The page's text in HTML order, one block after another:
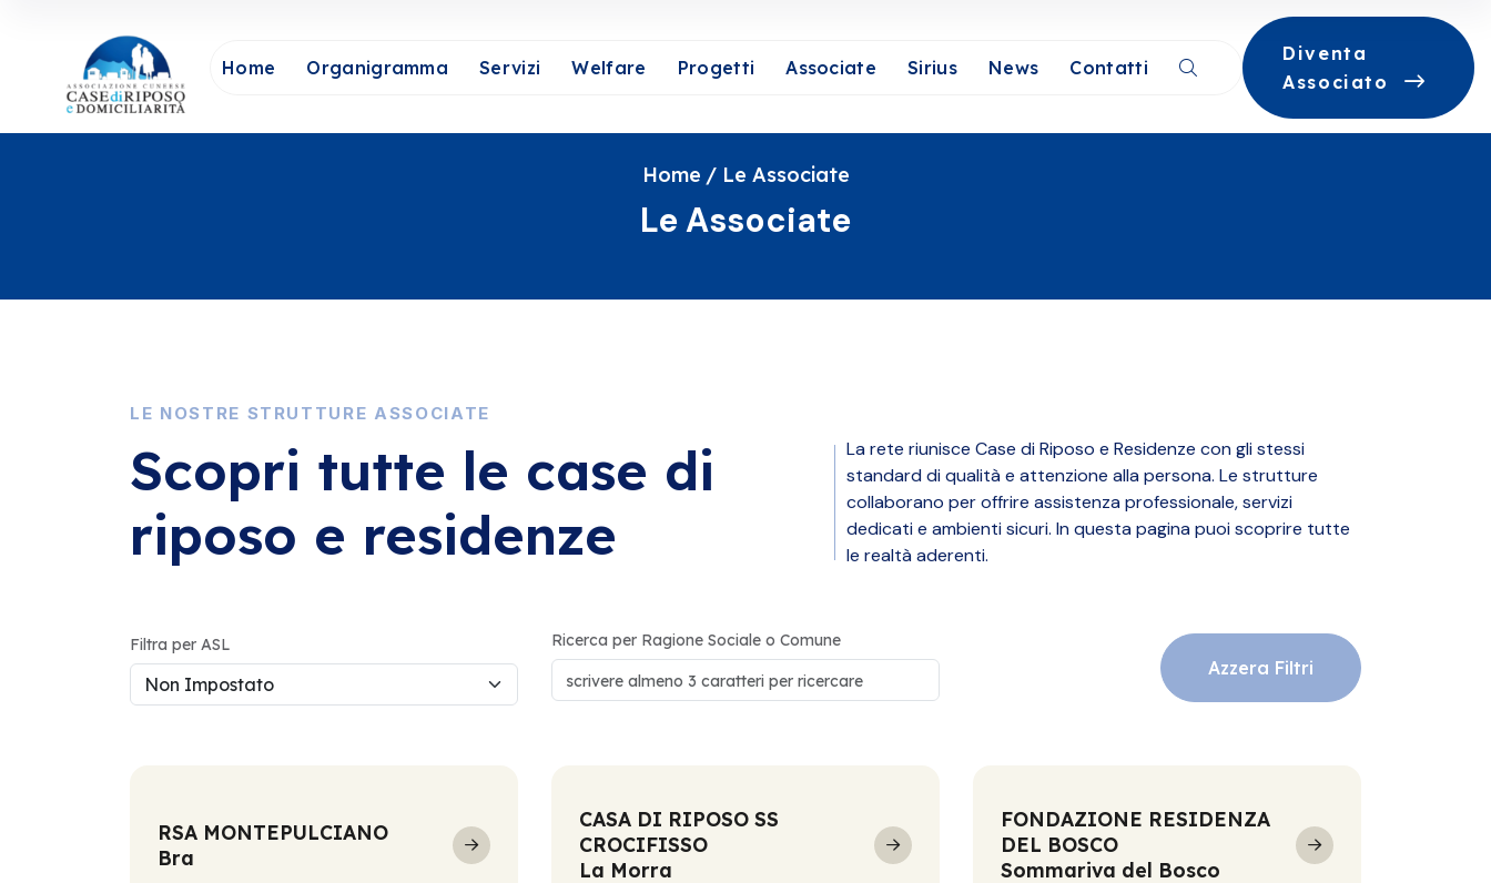
Home Organigramma Servizi Welfare Progetti Associate Sirius News Contatti
Diventa
Associato
Home / Le Associate
Le Associate
LE NOSTRE STRUTTURE ASSOCIATE
Scopri tutte le case di
riposo e residenze
La rete riunisce Case di Riposo e Residenze con gli stessi
standard di qualità e attenzione alla persona. Le strutture
collaborano per offrire assistenza professionale, servizi
dedicati e ambienti sicuri. In questa pagina puoi scoprire tutte
le realtà aderenti.
Filtra per ASL Ricerca per Ragione Sociale o Comune
Azzera Filtri
RSA MONTEPULCIANO
Bra
CASA DI RIPOSO SS
CROCIFISSO
La Morra
FONDAZIONE RESIDENZA
DEL BOSCO
Sommariva del Bosco